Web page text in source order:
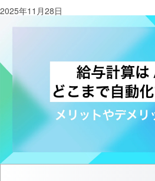
2025年11月28日